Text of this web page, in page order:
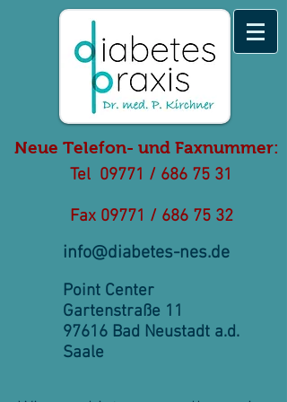
Neue Telefon- und Faxnummer:
Tel 09771 / 686 75 31
Fax 09771 / 686 75 32
info@diabetes-nes.de
Point Center
Gartenstraße 11
97616 Bad Neustadt a.d.
Saale